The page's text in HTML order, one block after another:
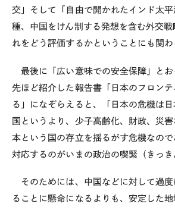
交」そして「自由で開かれたインド太
種、中国をけん制する発想を含む外交
れをどう評価するかということにも関わ
最後に「広い意味での安全保障」とお
先ほど紹介した報告書「日本のフロン
る」になぞらえると、「日本の危機は
国というより、少子高齢化、財政、災
本という国の存立を揺るがす危機なの
対応するのがいまの政治の喫緊（きっき
そのためには、中国などに対して過度
ることに懸命になるよりも、安定した